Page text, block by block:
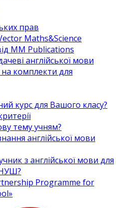
прав
Maths&Science
MM Publications
англійської мови
на комплекти для
курс для Вашого класу?
тему учням?
англійської мови
з англійської мови для
Programme for